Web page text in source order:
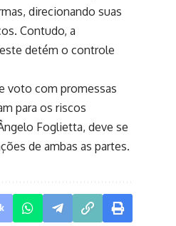
direcionando suas
Contudo, a
detém o controle
voto com promessas
para os riscos
Foglietta, deve se
de ambas as partes.